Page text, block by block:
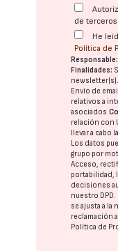
de
He
Política de
Responsable:
Finalidades:
Envío de
relativos a
asociados.
relación con
llevar a cabo
Los datos
grupo por
Acceso,
portabilidad,
decisiones
nuestro DPD.
se ajusta a la
reclamación
Política de